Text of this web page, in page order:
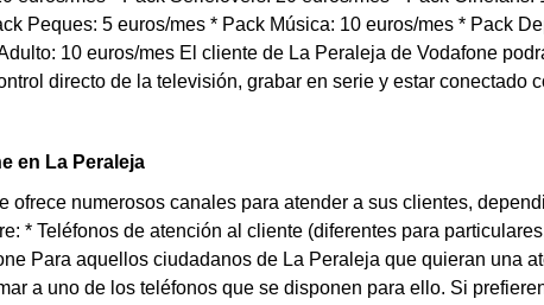
Peques: 5 euros/mes * Pack Música: 10 euros/mes * Pack
10 euros/mes El cliente de La Peraleja de Vodafone
directo de la televisión, grabar en serie y estar conectado
en La Peraleja
ofrece numerosos canales para atender a sus clientes,
* Teléfonos de atención al cliente (diferentes para
Para aquellos ciudadanos de La Peraleja que quieran una
a uno de los teléfonos que se disponen para ello. Si